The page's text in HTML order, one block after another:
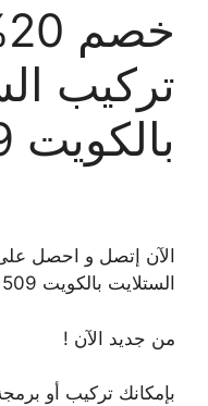
تركيب
بالكويت 66001509
الستلايت بالكويت 66001509
من جديد الآن !
بإمكانك تركيب أو